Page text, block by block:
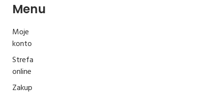
Menu
Moje
konto
Strefa
online
Zakup